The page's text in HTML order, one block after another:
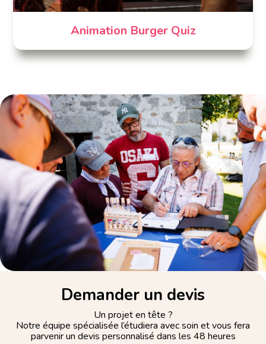
Animation Burger Quiz
Demander un devis
Un projet en tête ?
Notre équipe spécialisée l’étudiera avec soin et vous fera
parvenir un devis personnalisé dans les 48 heures